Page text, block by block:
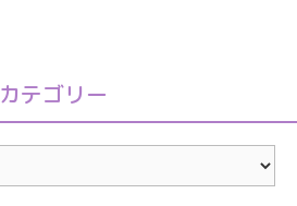
カテゴリー